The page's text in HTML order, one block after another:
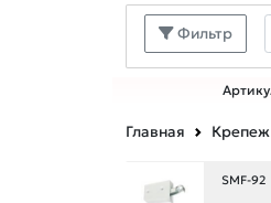
Фильтр
Главная Крепеж
SMF-92